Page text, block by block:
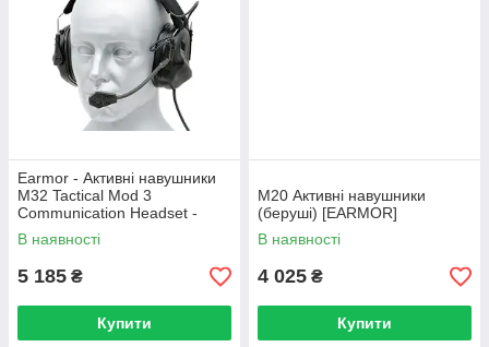
Earmor - Активні навушники
M32 Tactical Mod 3
Communication Headset -
Black
В наявності
5 185 ₴
Купити
M20 Активні навушники
(беруші) [EARMOR]
В наявності
4 025 ₴
Купити